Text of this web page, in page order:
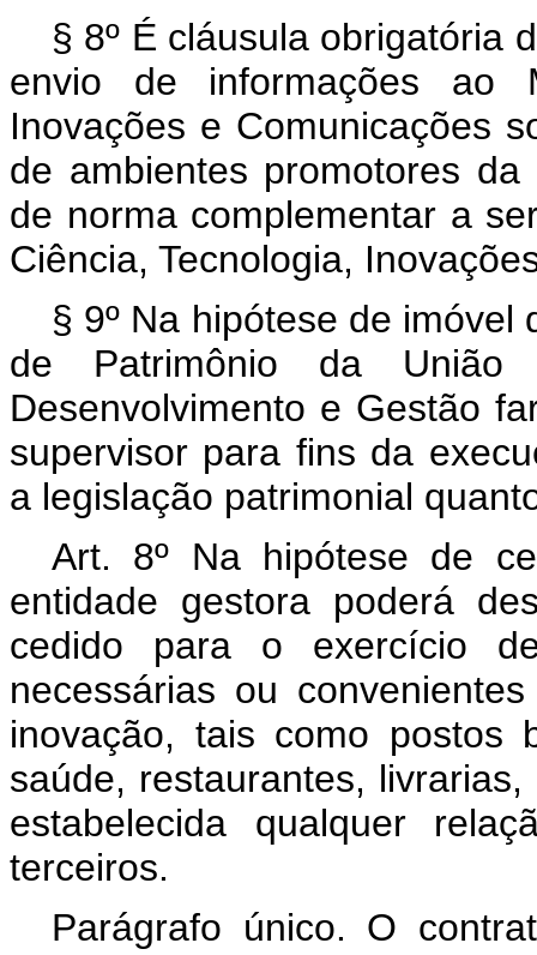
§ 8º É cláusula obrigatória
envio de informações ao
Inovações e Comunicações
de ambientes promotores
de norma complementar a
Ciência, Tecnologia,
§ 9º Na hipótese de
de Patrimônio da União
Desenvolvimento e Gestão
supervisor para fins da
a legislação patrimonial
Art. 8º Na hipótese de
entidade gestora poderá
cedido para o exercício
necessárias ou
inovação, tais como postos
saúde, restaurantes,
estabelecida qualquer
terceiros.
Parágrafo único. O